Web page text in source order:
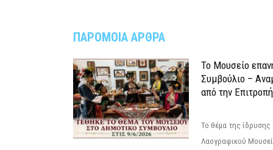
ΠΑΡΟΜΟΙΑ ΑΡΘΡΑ
Το Μουσείο
Συμβούλιο –
από την Επιτροπή
Το θέμα της ίδρυσης
Λαογραφικού